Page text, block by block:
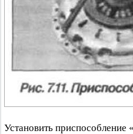
Установить приспособление